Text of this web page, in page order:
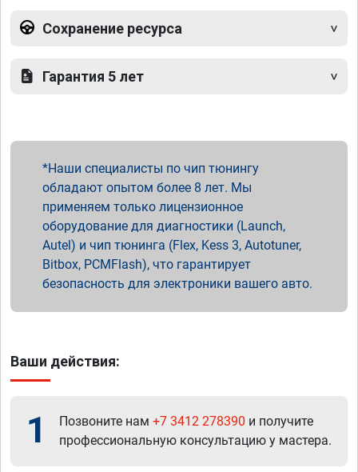
Сохранение ресурса
Гарантия 5 лет
Наши специалисты по чип тюнингу
обладают опытом более 8 лет. Мы
применяем только лицензионное
оборудование для диагностики (Launch,
Autel) и чип тюнинга (Flex, Kess 3, Autotuner,
Bitbox, PCMFlash), что гарантирует
безопасность для электроники вашего авто.
Ваши действия:
1 Позвоните нам +7 3412 278390 и получите
профессиональную консультацию у мастера.